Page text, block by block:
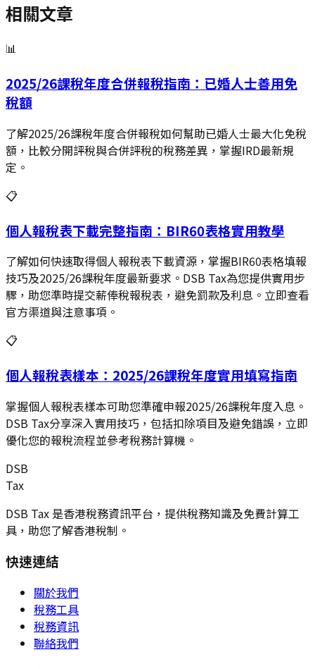
相關文章
📊
2025/26課稅年度合併報稅指南：已婚人士善用免
稅額
了解2025/26課稅年度合併報稅如何幫助已婚人士最大化免稅
額，比較分開評稅與合併評稅的稅務差異，掌握IRD最新規
定。
📋
個人報稅表下載完整指南：BIR60表格實用教學
了解如何快速取得個人報稅表下載資源，掌握BIR60表格填報
技巧及2025/26課稅年度最新要求。DSB Tax為您提供實用步
驟，助您準時提交薪俸稅報稅表，避免罰款及利息。立即查看
官方渠道與注意事項。
📋
個人報稅表樣本：2025/26課稅年度實用填寫指南
掌握個人報稅表樣本可助您準確申報2025/26課稅年度入息。
DSB Tax分享深入實用技巧，包括扣除項目及避免錯誤，立即
優化您的報稅流程並參考稅務計算機。
DSB
Tax
DSB Tax 是香港稅務資訊平台，提供稅務知識及免費計算工
具，助您了解香港稅制。
快速連結
關於我們
稅務工具
稅務資訊
聯絡我們